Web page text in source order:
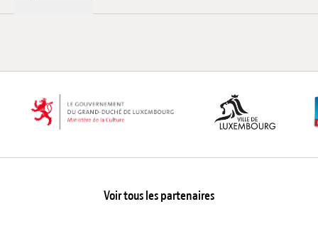
Voir tous les partenaires